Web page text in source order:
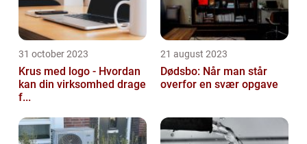
31 october 2023
Krus med logo - Hvordan
kan din virksomhed drage
f...
21 august 2023
Dødsbo: Når man står
overfor en svær opgave